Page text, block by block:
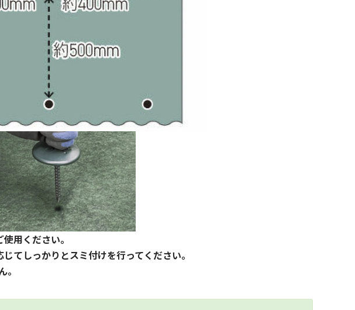
用ください。
てしっかりとスミ付けを行ってください。